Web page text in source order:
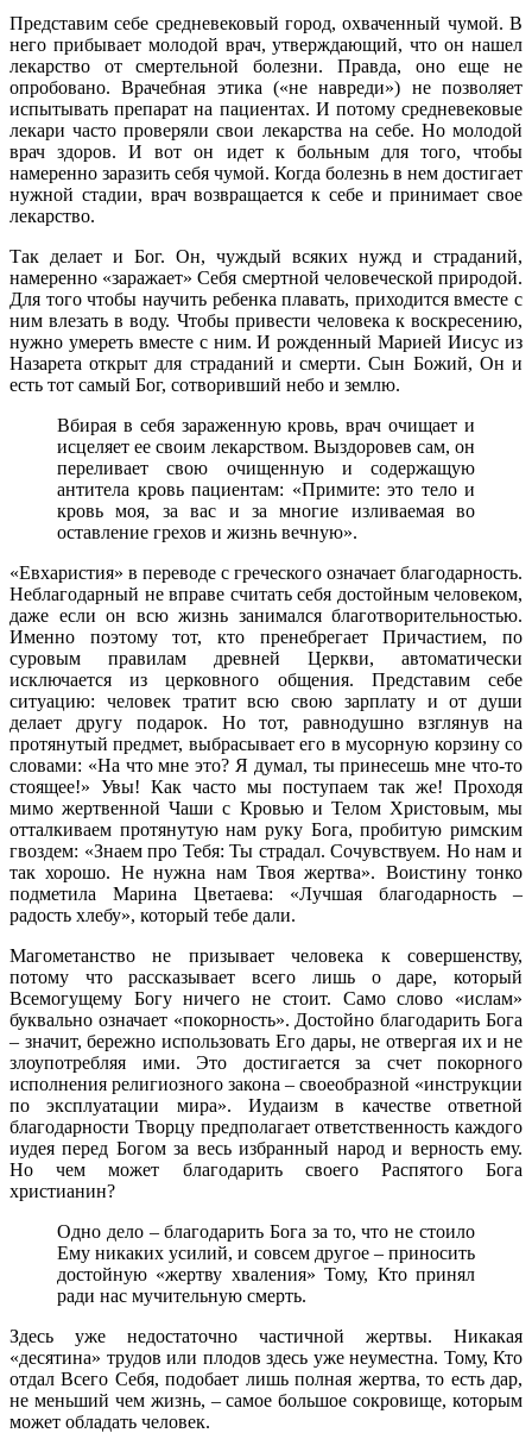
Представим себе средневековый город, охваченный чумой. В
него прибывает молодой врач, утверждающий, что он нашел
лекарство от смертельной болезни. Правда, оно еще не
опробовано. Врачебная этика («не навреди») не позволяет
испытывать препарат на пациентах. И потому средневековые
лекари часто проверяли свои лекарства на себе. Но молодой
врач здоров. И вот он идет к больным для того, чтобы
намеренно заразить себя чумой. Когда болезнь в нем достигает
нужной стадии, врач возвращается к себе и принимает свое
лекарство.
Так делает и Бог. Он, чуждый всяких нужд и страданий,
намеренно «заражает» Себя смертной человеческой природой.
Для того чтобы научить ребенка плавать, приходится вместе с
ним влезать в воду. Чтобы привести человека к воскресению,
нужно умереть вместе с ним. И рожденный Марией Иисус из
Назарета открыт для страданий и смерти. Сын Божий, Он и
есть тот самый Бог, сотворивший небо и землю.
Вбирая в себя зараженную кровь, врач очищает и
исцеляет ее своим лекарством. Выздоровев сам, он
переливает свою очищенную и содержащую
антитела кровь пациентам: «Примите: это тело и
кровь моя, за вас и за многие изливаемая во
оставление грехов и жизнь вечную».
«Евхаристия» в переводе с греческого означает благодарность.
Неблагодарный не вправе считать себя достойным человеком,
даже если он всю жизнь занимался благотворительностью.
Именно поэтому тот, кто пренебрегает Причастием, по
суровым правилам древней Церкви, автоматически
исключается из церковного общения. Представим себе
ситуацию: человек тратит всю свою зарплату и от души
делает другу подарок. Но тот, равнодушно взглянув на
протянутый предмет, выбрасывает его в мусорную корзину со
словами: «На что мне это? Я думал, ты принесешь мне что-то
стоящее!» Увы! Как часто мы поступаем так же! Проходя
мимо жертвенной Чаши с Кровью и Телом Христовым, мы
отталкиваем протянутую нам руку Бога, пробитую римским
гвоздем: «Знаем про Тебя: Ты страдал. Сочувствуем. Но нам и
так хорошо. Не нужна нам Твоя жертва». Воистину тонко
подметила Марина Цветаева: «Лучшая благодарность –
радость хлебу», который тебе дали.
Магометанство не призывает человека к совершенству,
потому что рассказывает всего лишь о даре, который
Всемогущему Богу ничего не стоит. Само слово «ислам»
буквально означает «покорность». Достойно благодарить Бога
– значит, бережно использовать Его дары, не отвергая их и не
злоупотребляя ими. Это достигается за счет покорного
исполнения религиозного закона – своеобразной «инструкции
по эксплуатации мира». Иудаизм в качестве ответной
благодарности Творцу предполагает ответственность каждого
иудея перед Богом за весь избранный народ и верность ему.
Но чем может благодарить своего Распятого Бога
христианин?
Одно дело – благодарить Бога за то, что не стоило
Ему никаких усилий, и совсем другое – приносить
достойную «жертву хваления» Тому, Кто принял
ради нас мучительную смерть.
Здесь уже недостаточно частичной жертвы. Никакая
«десятина» трудов или плодов здесь уже неуместна. Тому, Кто
отдал Всего Себя, подобает лишь полная жертва, то есть дар,
не меньший чем жизнь, – самое большое сокровище, которым
может обладать человек.